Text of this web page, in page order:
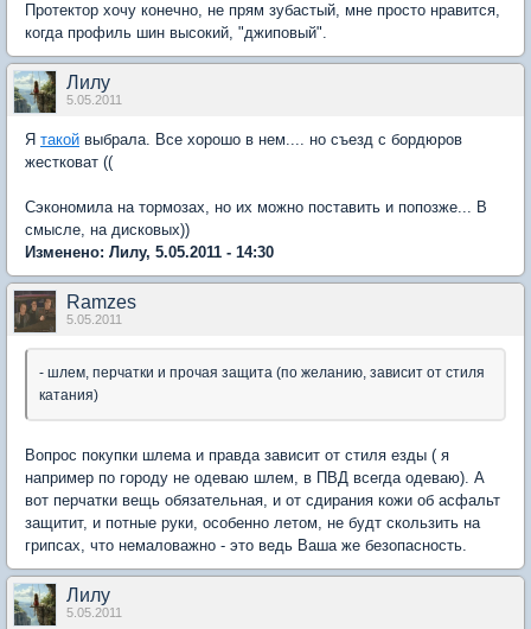
Протектор хочу конечно, не прям зубастый, мне просто нравится,
когда профиль шин высокий, "джиповый".
Лилу
5.05.2011
Я такой выбрала. Все хорошо в нем.... но съезд с бордюров
жестковат ((
Сэкономила на тормозах, но их можно поставить и попозже... В
смысле, на дисковых))
Изменено: Лилу, 5.05.2011 - 14:30
Ramzes
5.05.2011
- шлем, перчатки и прочая защита (по желанию, зависит от стиля
катания)
Вопрос покупки шлема и правда зависит от стиля езды ( я
например по городу не одеваю шлем, в ПВД всегда одеваю). А
вот перчатки вещь обязательная, и от сдирания кожи об асфальт
защитит, и потные руки, особенно летом, не будт скользить на
грипсах, что немаловажно - это ведь Ваша же безопасность.
Лилу
5.05.2011